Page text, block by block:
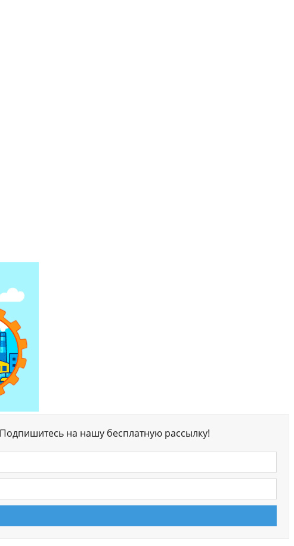
на нашу бесплатную рассылку!